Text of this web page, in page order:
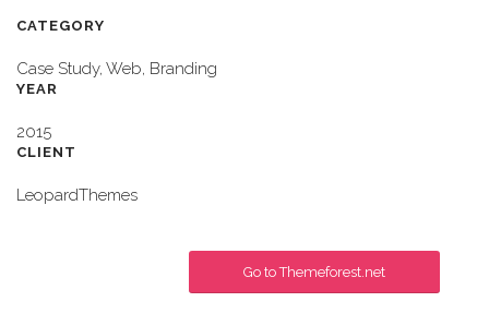
CATEGORY
Case Study, Web, Branding
YEAR
2015
CLIENT
LeopardThemes
Go to Themeforest.net